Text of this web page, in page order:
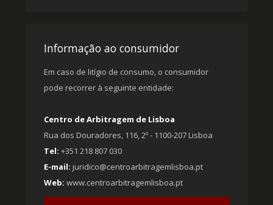
Informação ao consumidor
Em caso de litígio de consumo, o consumidor
pode recorrer à seguinte entidade:
Centro de Arbitragem de Lisboa
Rua dos Douradores, 116, 2º - 1100-207 Lisboa
Tel: +351 218 807 030
E-mail: juridico@centroarbitragemlisboa.pt
Web: www.centroarbitragemlisboa.pt